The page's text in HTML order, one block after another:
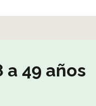
a 49 años